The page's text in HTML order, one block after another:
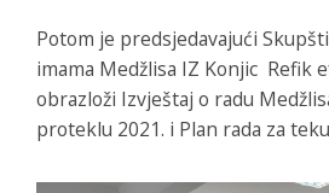
Potom je predsjedavajući
imama Medžlisa IZ Konjic Refik
obrazloži Izvještaj o radu
proteklu 2021. i Plan rada za